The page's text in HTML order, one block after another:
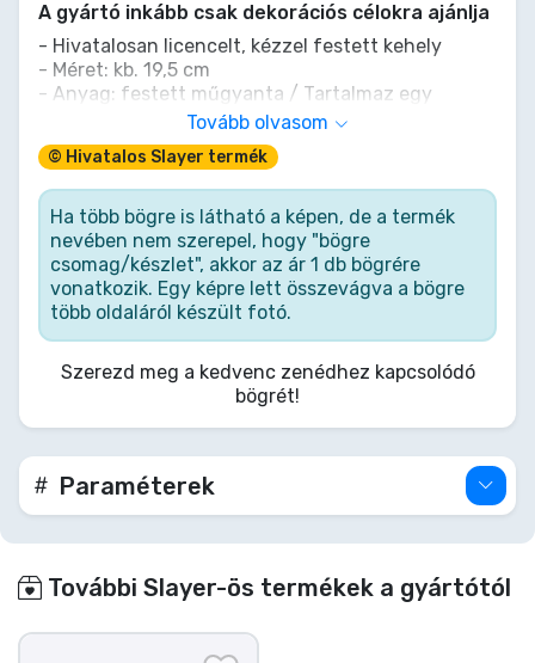
A gyártó inkább csak dekorációs célokra ajánlja
- Hivatalosan licencelt, kézzel festett kehely
- Méret: kb. 19,5 cm
- Anyag: festett műgyanta / Tartalmaz egy
kivehető rozsdamentes acélpoharat
- Kézzel festett
- A műgyanta külső héj nem mosható
mosogatógépben
- A kivehető rozsdamentes acélpohár mosható
mosogatógépben
- Pohár űrtartalma: kb. 200ml
- A gyártó azt javasolja, hogy ezt a terméket csak
dekorációként használják.
Tovább olvasom
© Hivatalos Slayer termék
Ha több bögre is látható a képen, de a termék
nevében nem szerepel, hogy "bögre
csomag/készlet", akkor az ár 1 db bögrére
vonatkozik. Egy képre lett összevágva a bögre
több oldaláról készült fotó.
Szerezd meg a kedvenc zenédhez kapcsolódó
bögrét!
Paraméterek
További Slayer-ös termékek a gyártótól